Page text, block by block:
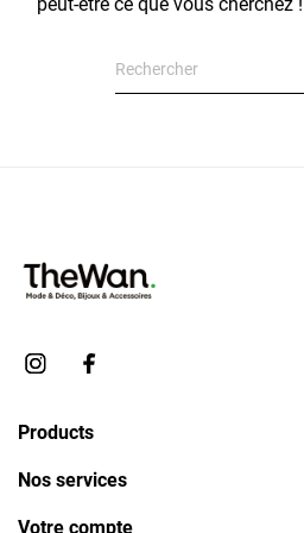
Products
Nos services
Votre compte